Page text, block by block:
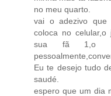
no meu quarto.
vai o adezivo que
coloca no
sua fã 1,o
Eu te desejo tudo
saudé.
espero que um dia